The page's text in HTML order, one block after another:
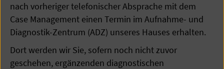
nach vorheriger telefonischer Absprache mit dem
Case Management einen Termin im Aufnahme- und
Diagnostik-Zentrum (ADZ) unseres Hauses erhalten.
Dort werden wir Sie, sofern noch nicht zuvor
geschehen, ergänzenden diagnostischen